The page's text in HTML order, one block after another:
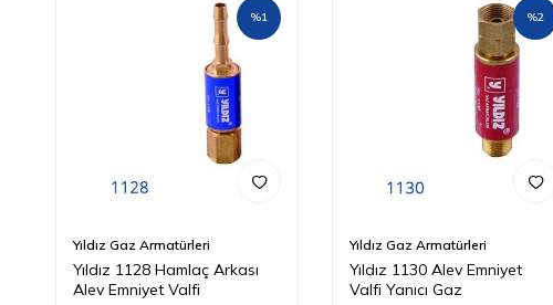
%1
Yıldız Gaz Armatürleri
Yıldız 1128 Hamlaç Arkası
Alev Emniyet Valfi
%2
Yıldız Gaz Armatürleri
Yıldız 1130 Alev Emniyet
Valfi Yanıcı Gaz